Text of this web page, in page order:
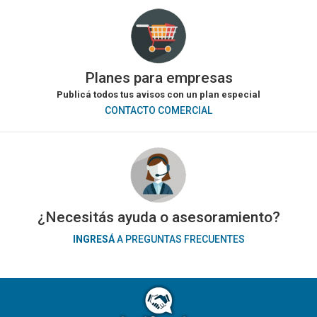
Planes para empresas
Publicá todos tus avisos con un plan especial
CONTACTO COMERCIAL
¿Necesitás ayuda o asesoramiento?
INGRESÁA PREGUNTAS FRECUENTES